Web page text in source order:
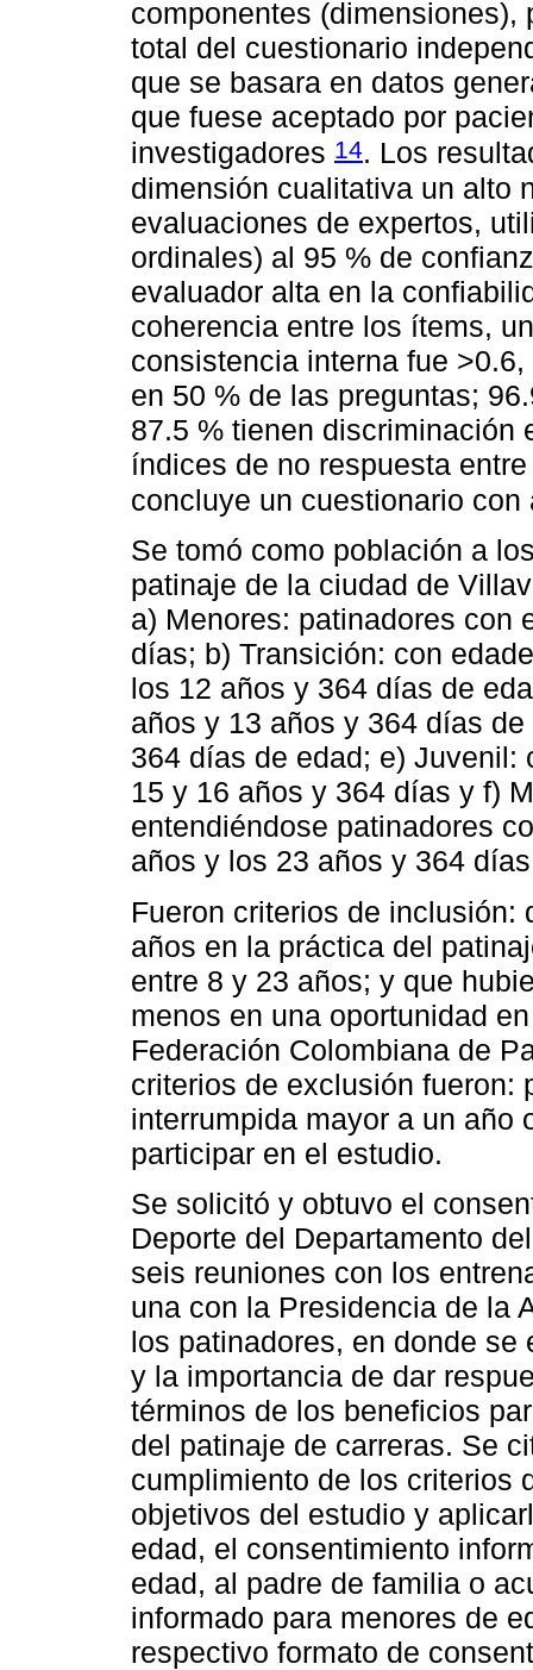
componentes (dimensiones),
total del cuestionario
que se basara en datos
que fuese aceptado por
investigadores 14. Los
dimensión cualitativa un alto
evaluaciones de expertos,
ordinales) al 95 % de
evaluador alta en la
coherencia entre los ítems,
consistencia interna fue
en 50 % de las preguntas;
87.5 % tienen discriminación
índices de no respuesta
concluye un cuestionario
Se tomó como población a
patinaje de la ciudad de
a) Menores: patinadores con
días; b) Transición: con
los 12 años y 364 días de
años y 13 años y 364 días
364 días de edad; e) Juvenil:
15 y 16 años y 364 días y f)
entendiéndose patinadores
años y los 23 años y 364
Fueron criterios de
años en la práctica del
entre 8 y 23 años; y que
menos en una oportunidad
Federación Colombiana de
criterios de exclusión fueron:
interrumpida mayor a un año
participar en el estudio.
Se solicitó y obtuvo el
Deporte del Departamento
seis reuniones con los
una con la Presidencia de la
los patinadores, en donde
y la importancia de dar
términos de los beneficios
del patinaje de carreras. Se
cumplimiento de los criterios
objetivos del estudio y
edad, el consentimiento
edad, al padre de familia o
informado para menores de
respectivo formato de